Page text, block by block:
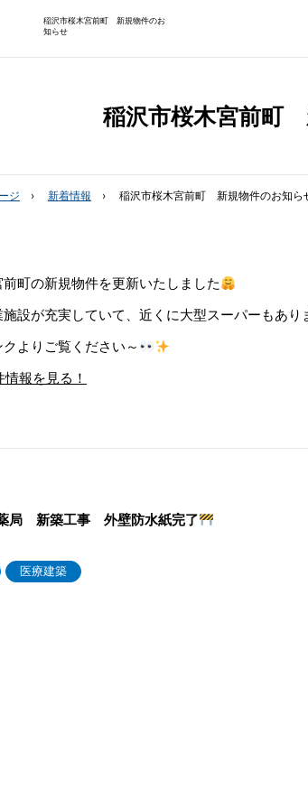
稲沢市桜木宮前町 新規物件のお
知らせ
稲沢市桜木宮前町
ジ 新着情報 稲沢市桜木宮前町 新規物件のお知ら
町の新規物件を更新いたしました
設が充実していて、近くに大型スーパーもあり
よりご覧ください～
情報を見る！
局 新築工事 外壁防水紙完了
医療建築